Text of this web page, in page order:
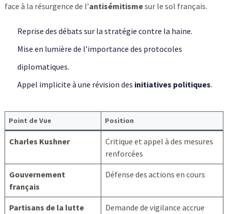
face à la résurgence de l’antisémitismesur le sol français.
Reprise des débats sur la stratégie contre la haine.
Mise en lumière de l’importance des protocoles
diplomatiques.
Appel implicite à une révision des initiatives politiques.
Point de Vue Position
Charles Kushner
Critique et appel à des mesures
renforcées
Gouvernement
français
Défense des actions en cours
Partisans de la lutte
Demande de vigilance accrue